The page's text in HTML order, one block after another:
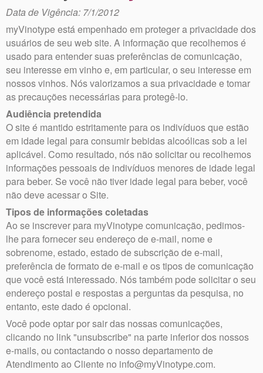
Data de Vigência: 7/1/2012
myVinotype está empenhado em proteger a privacidade dos
usuários de seu web site. A informação que recolhemos é
usado para entender suas preferências de comunicação,
seu interesse em vinho e, em particular, o seu interesse em
nossos vinhos. Nós valorizamos a sua privacidade e tomar
as precauções necessárias para protegê-lo.
Audiência pretendida
O site é mantido estritamente para os indivíduos que estão
em idade legal para consumir bebidas alcoólicas sob a lei
aplicável. Como resultado, nós não solicitar ou recolhemos
informações pessoais de indivíduos menores de idade legal
para beber. Se você não tiver idade legal para beber, você
não deve acessar o Site.
Tipos de informações coletadas
Ao se inscrever para myVinotype comunicação, pedimos-
lhe para fornecer seu endereço de e-mail, nome e
sobrenome, estado, estado de subscrição de e-mail,
preferência de formato de e-mail e os tipos de comunicação
que você está interessado. Nós também pode solicitar o seu
endereço postal e respostas a perguntas da pesquisa, no
entanto, este dado é opcional.
Você pode optar por sair das nossas comunicações,
clicando no link "unsubscribe" na parte inferior dos nossos
e-mails, ou contactando o nosso departamento de
Atendimento ao Cliente no info@myVinotype.com.